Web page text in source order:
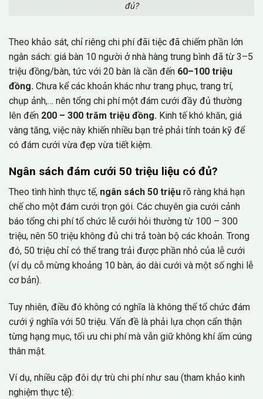
đủ?
Theo khảo sát, chỉ riêng chi phí đãi tiệc đã chiếm phần lớn
ngân sách: giá bàn 10 người ở nhà hàng trung bình đã từ 3–5
triệu đồng/bàn, tức với 20 bàn là cần đến 60–100 triệu
đồng. Chưa kể các khoản khác như trang phục, trang trí,
chụp ảnh,… nên tổng chi phí một đám cưới đầy đủ thường
lên đến 200 – 300 trăm triệu đồng. Kinh tế khó khăn, giá
vàng tăng, việc này khiến nhiều bạn trẻ phải tính toán kỹ để
có đám cưới vừa đẹp vừa tiết kiệm.
Ngân sách đám cưới 50 triệu liệu có đủ?
Theo tình hình thực tế, ngân sách 50 triệu rõ ràng khá hạn
chế cho một đám cưới trọn gói. Các chuyên gia cưới cảnh
báo tổng chi phí tổ chức lễ cưới hỏi thường từ 100 – 300
triệu, nên 50 triệu không đủ chi trả toàn bộ các khoản. Trong
đó, 50 triệu chỉ có thể trang trải được phần nhỏ của lễ cưới
(ví dụ cỗ mừng khoảng 10 bàn, áo dài cưới và một số nghi lễ
cơ bản).
Tuy nhiên, điều đó không có nghĩa là không thể tổ chức đám
cưới ý nghĩa với 50 triệu. Vấn đề là phải lựa chọn cẩn thận
từng hạng mục, tối ưu chi phí mà vẫn giữ không khí ấm cúng
thân mật.
Ví dụ, nhiều cặp đôi dự trù chi phí như sau (tham khảo kinh
nghiệm thực tế):